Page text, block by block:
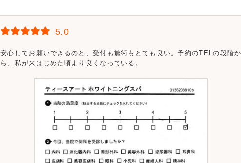
5.0
安心してお願いできるのと、受付も施術もとても良い。予約のTELの段階か
ら、私が来はじめた頃より良くなっている。